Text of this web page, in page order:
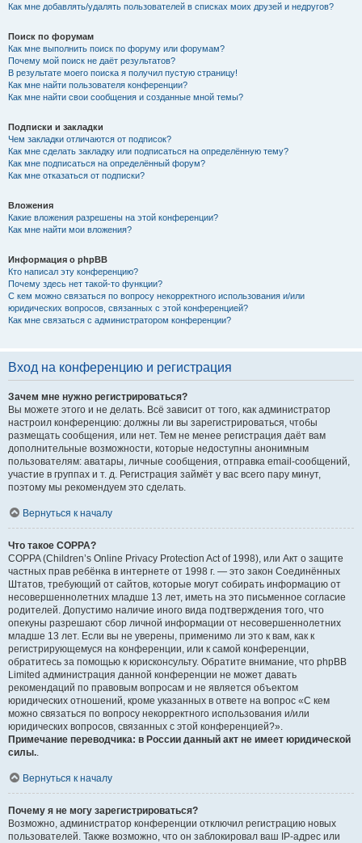
Как мне добавлять/удалять пользователей в списках моих друзей и недругов?
Поиск по форумам
Как мне выполнить поиск по форуму или форумам?
Почему мой поиск не даёт результатов?
В результате моего поиска я получил пустую страницу!
Как мне найти пользователя конференции?
Как мне найти свои сообщения и созданные мной темы?
Подписки и закладки
Чем закладки отличаются от подписок?
Как мне сделать закладку или подписаться на определённую тему?
Как мне подписаться на определённый форум?
Как мне отказаться от подписки?
Вложения
Какие вложения разрешены на этой конференции?
Как мне найти мои вложения?
Информация о phpBB
Кто написал эту конференцию?
Почему здесь нет такой-то функции?
С кем можно связаться по вопросу некорректного использования и/или
юридических вопросов, связанных с этой конференцией?
Как мне связаться с администратором конференции?
Вход на конференцию и регистрация
Зачем мне нужно регистрироваться?
Вы можете этого и не делать. Всё зависит от того, как администратор
настроил конференцию: должны ли вы зарегистрироваться, чтобы
размещать сообщения, или нет. Тем не менее регистрация даёт вам
дополнительные возможности, которые недоступны анонимным
пользователям: аватары, личные сообщения, отправка email-сообщений,
участие в группах и т. д. Регистрация займёт у вас всего пару минут,
поэтому мы рекомендуем это сделать.
Вернуться к началу
Что такое COPPA?
COPPA (Children’s Online Privacy Protection Act of 1998), или Акт о защите
частных прав ребёнка в интернете от 1998 г. — это закон Соединённых
Штатов, требующий от сайтов, которые могут собирать информацию от
несовершеннолетних младше 13 лет, иметь на это письменное согласие
родителей. Допустимо наличие иного вида подтверждения того, что
опекуны разрешают сбор личной информации от несовершеннолетних
младше 13 лет. Если вы не уверены, применимо ли это к вам, как к
регистрирующемуся на конференции, или к самой конференции,
обратитесь за помощью к юрисконсульту. Обратите внимание, что phpBB
Limited администрация данной конференции не может давать
рекомендаций по правовым вопросам и не является объектом
юридических отношений, кроме указанных в ответе на вопрос «С кем
можно связаться по вопросу некорректного использования и/или
юридических вопросов, связанных с этой конференцией?».
Примечание переводчика: в России данный акт не имеет юридической
силы..
Вернуться к началу
Почему я не могу зарегистрироваться?
Возможно, администратор конференции отключил регистрацию новых
пользователей. Также возможно, что он заблокировал ваш IP-адрес или